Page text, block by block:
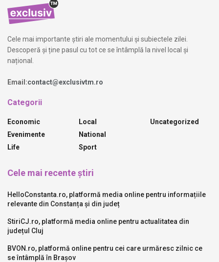
Cele mai importante știri ale momentului și subiectele zilei.
Descoperă și ține pasul cu tot ce se întâmplă la nivel local și
național.
Email:contact@exclusivtm.ro
Categorii
Economic
Evenimente
Life
Local
National
Sport
Uncategorized
Cele mai recente știri
HelloConstanta.ro, platformă media online pentru informațiile
relevante din Constanța și din județ
StiriCJ.ro, platformă media online pentru actualitatea din
județul Cluj
BVON.ro, platformă online pentru cei care urmăresc zilnic ce
se întâmplă în Brașov